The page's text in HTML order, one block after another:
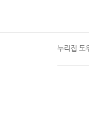
누리집 도
문